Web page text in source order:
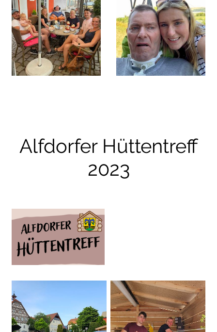
Alfdorfer Hüttentreff
2023